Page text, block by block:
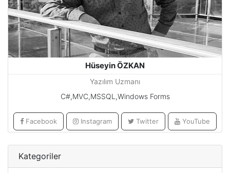
Hüseyin ÖZKAN
Yazılım Uzmanı
C#,MVC,MSSQL,Windows Forms
Facebook Instagram Twitter YouTube
Kategoriler